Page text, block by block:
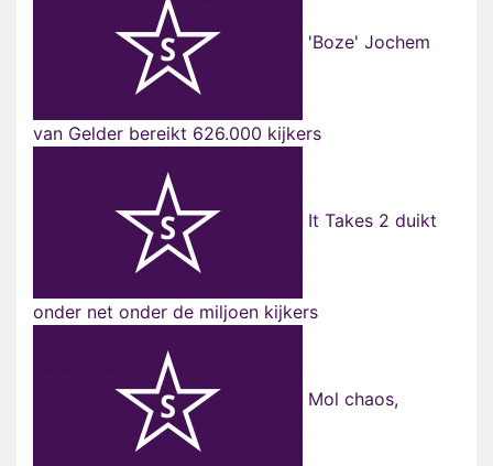
'Boze' Jochem
van Gelder bereikt 626.000 kijkers
It Takes 2 duikt
onder net onder de miljoen kijkers
Mol chaos,